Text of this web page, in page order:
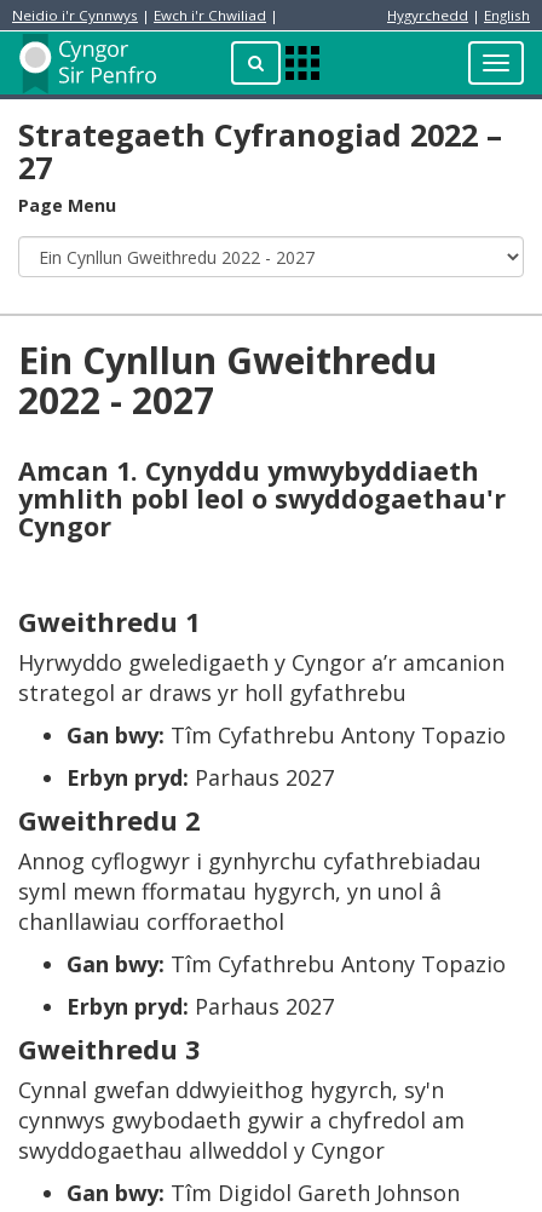
Neidio i'r Cynnwys | Ewch i'r Chwiliad | Hygyrchedd | English
ChwilioApps
Menu
Preswylydd
Strategaeth Cyfranogiad 2022 –
27
Page Menu
Ein Cynllun Gweithredu
2022 - 2027
Amcan 1. Cynyddu ymwybyddiaeth
ymhlith pobl leol o swyddogaethau'r
Cyngor
Gweithredu 1
Hyrwyddo gweledigaeth y Cyngor a’r amcanion
strategol ar draws yr holl gyfathrebu
Gan bwy: Tîm Cyfathrebu Antony Topazio
Erbyn pryd: Parhaus 2027
Gweithredu 2
Annog cyflogwyr i gynhyrchu cyfathrebiadau
syml mewn fformatau hygyrch, yn unol â
chanllawiau corfforaethol
Gan bwy: Tîm Cyfathrebu Antony Topazio
Erbyn pryd: Parhaus 2027
Gweithredu 3
Cynnal gwefan ddwyieithog hygyrch, sy'n
cynnwys gwybodaeth gywir a chyfredol am
swyddogaethau allweddol y Cyngor
Gan bwy: Tîm Digidol Gareth Johnson